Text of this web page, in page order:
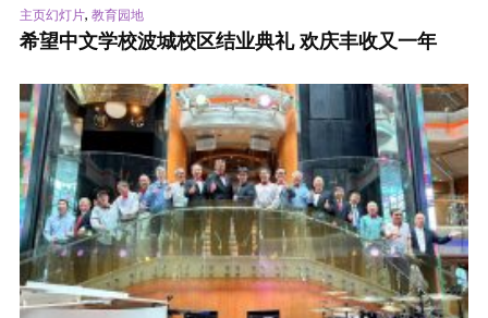
主页幻灯片, 教育园地
希望中文学校波城校区结业典礼 欢庆丰收又一年